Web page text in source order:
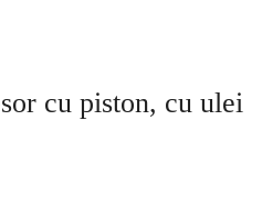
cu piston, cu ulei